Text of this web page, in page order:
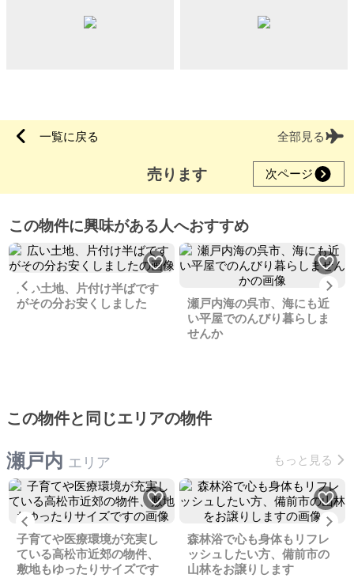
一覧に戻る 全部見る
売ります 次ページ
この物件に興味がある人へおすすめ
Previous
広い土地、片付け半ばです
がその分お安くしました
瀬戸内海の呉市、海にも近
い平屋でのんびり暮らしま
せんか
この物件と同じエリアの物件
瀬戸内 エリア もっと見る
Previous
子育てや医療環境が充実し
ている高松市近郊の物件、
敷地もゆったりサイズです
森林浴で心も身体もリフレ
ッシュしたい方、備前市の
山林をお譲りします